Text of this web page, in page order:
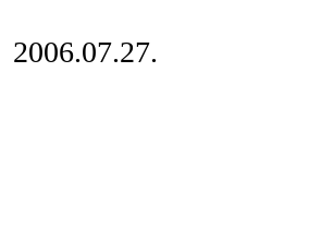
2006.07.27.